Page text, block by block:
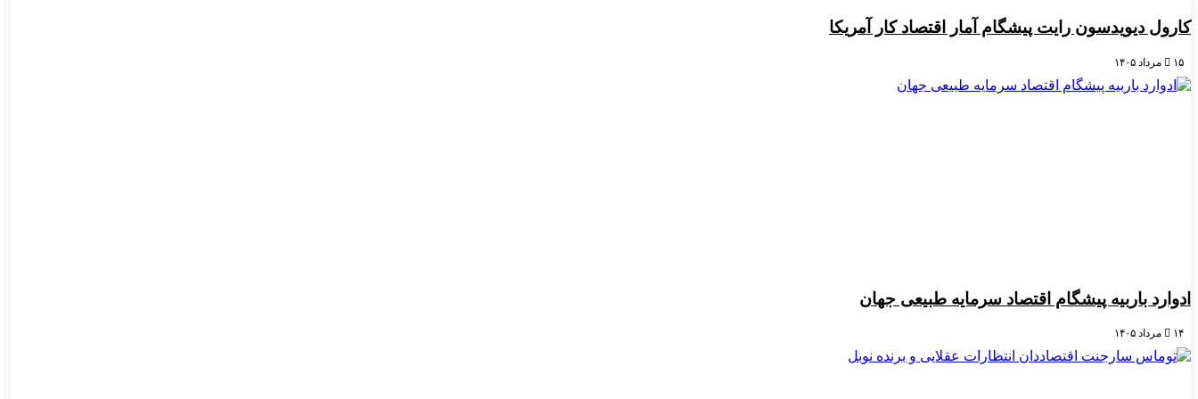
کارول دیویدسون رایت پیشگام آمار اقتصاد کار آمریکا
۱۵ مرداد ۱۴۰۵
ادوارد باربیه پیشگام اقتصاد سرمایه طبیعی جهان
۱۴ مرداد ۱۴۰۵